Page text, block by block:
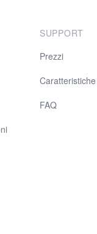
SUPPORT
Prezzi
Caratteristiche
FAQ